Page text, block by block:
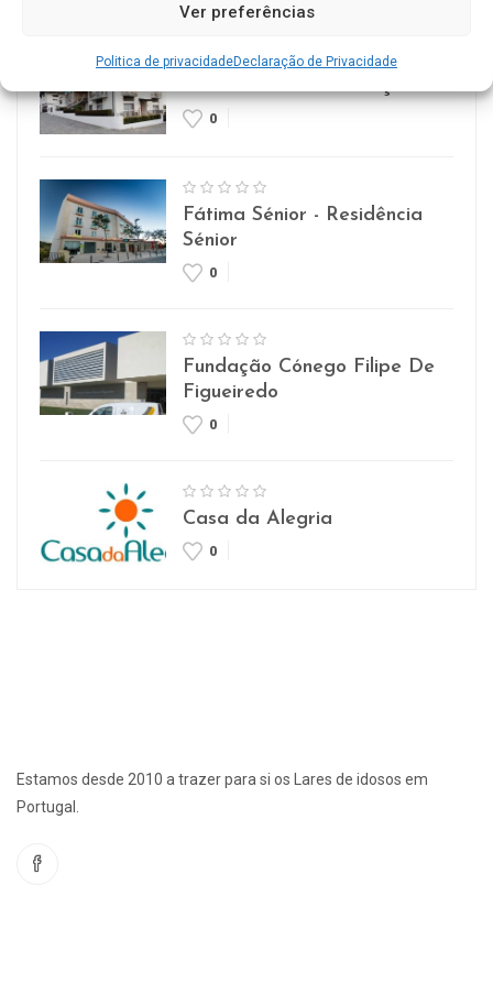
Ver preferências
Politica de privacidadeDeclaração de Privacidade
Lar Imaculada Conceição
0
Fátima Sénior - Residência
Sénior
0
Fundação Cónego Filipe De
Figueiredo
0
Casa da Alegria
0
Estamos desde 2010 a trazer para si os Lares de idosos em
Portugal.